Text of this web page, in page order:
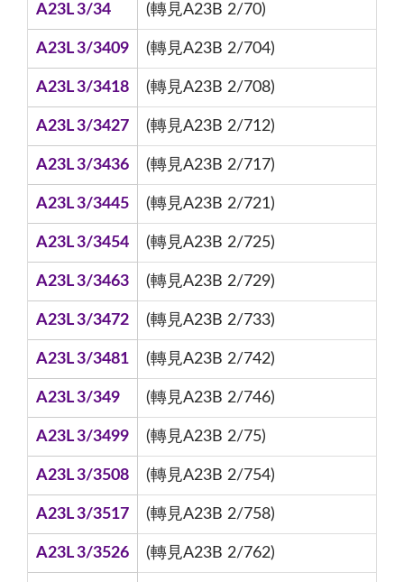
A23L 3/34 (轉見A23B 2/70)
A23L 3/3409 (轉見A23B 2/704)
A23L 3/3418 (轉見A23B 2/708)
A23L 3/3427 (轉見A23B 2/712)
A23L 3/3436 (轉見A23B 2/717)
A23L 3/3445 (轉見A23B 2/721)
A23L 3/3454 (轉見A23B 2/725)
A23L 3/3463 (轉見A23B 2/729)
A23L 3/3472 (轉見A23B 2/733)
A23L 3/3481 (轉見A23B 2/742)
A23L 3/349 (轉見A23B 2/746)
A23L 3/3499 (轉見A23B 2/75)
A23L 3/3508 (轉見A23B 2/754)
A23L 3/3517 (轉見A23B 2/758)
A23L 3/3526 (轉見A23B 2/762)